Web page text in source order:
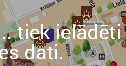
tiek ielādēti
dati.